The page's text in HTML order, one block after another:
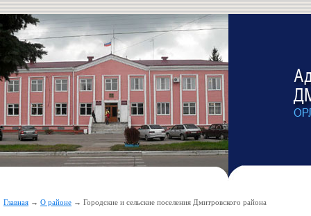
Главная → О районе → Городские и сельские поселения Дмитровского района